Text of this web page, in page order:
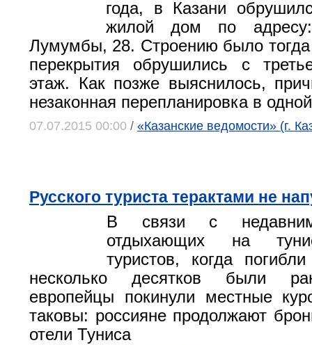
года, в Казани
жилой дом по
Лумумбы, 28. Строению было
перекрытия обрушились с
этаж. Как позже выяснилось,
незаконная перепланировка в
07.07.2015 00:00 / «Казанские ведомости» (г.
Русского туриста терактами не
В связи с
отдыхающих на
туристов, когда
несколько десятков были
европейцы покинули местные
таковы: россияне продолжают
отели Туниса